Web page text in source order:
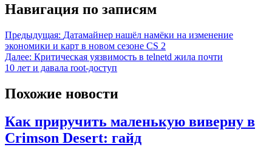
Навигация по записям
Предыдущая: Датамайнер нашёл намёки на изменение
экономики и карт в новом сезоне CS 2
Далее: Критическая уязвимость в telnetd жила почти
10 лет и давала root-доступ
Похожие новости
Как приручить маленькую виверну в
Crimson Desert: гайд